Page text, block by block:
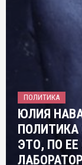
ПОЛИТИКА
ЮЛИЯ
ЭТО, ПО